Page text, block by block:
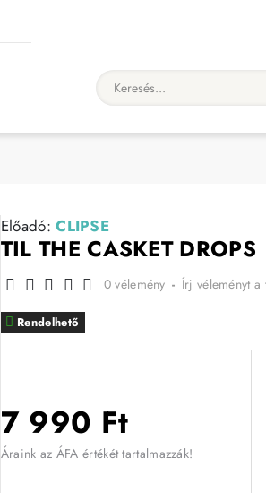
Keresés...
Előadó:CLIPSE
TIL THE CASKET DROPS
Rendelhető
0 vélemény - Írj véleményt a
7 990 Ft
Áraink az ÁFA értékét tartalmazzák!